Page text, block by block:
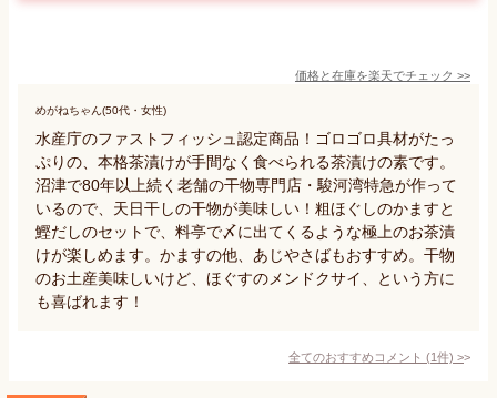
価格と在庫を楽天でチェック >>
めがねちゃん(50代・女性)
水産庁のファストフィッシュ認定商品！ゴロゴロ具材がたっ
ぷりの、本格茶漬けが手間なく食べられる茶漬けの素です。
沼津で80年以上続く老舗の干物専門店・駿河湾特急が作って
いるので、天日干しの干物が美味しい！粗ほぐしのかますと
鰹だしのセットで、料亭で〆に出てくるような極上のお茶漬
けが楽しめます。かますの他、あじやさばもおすすめ。干物
のお土産美味しいけど、ほぐすのメンドクサイ、という方に
も喜ばれます！
全てのおすすめコメント (1件) >